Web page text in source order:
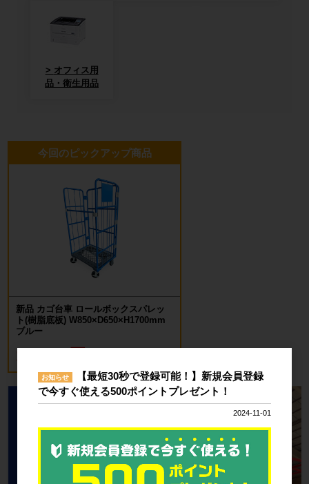
オフィス用
品・衛生用品
今回のピックアップ商品
新品 カゴ台車 ロールボックスパレッ
ト(樹脂底板) W850×D650×H1700mm
ブルー
お知らせ
【最短30秒で登録可能！】新規会員登録
で今すぐ使える500ポイントプレゼント！
2024-11-01